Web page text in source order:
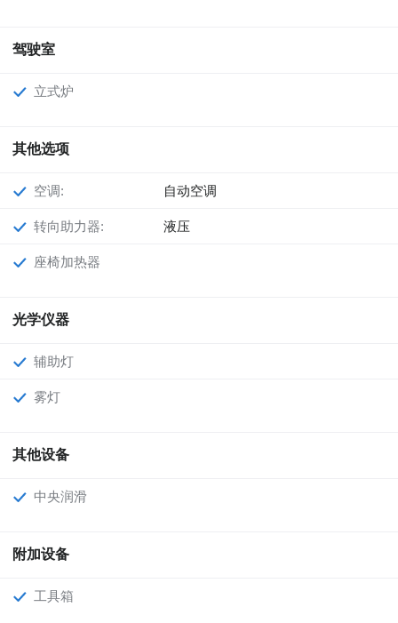
驾驶室
立式炉
其他选项
空调: 自动空调
转向助力器: 液压
座椅加热器
光学仪器
辅助灯
雾灯
其他设备
中央润滑
附加设备
工具箱